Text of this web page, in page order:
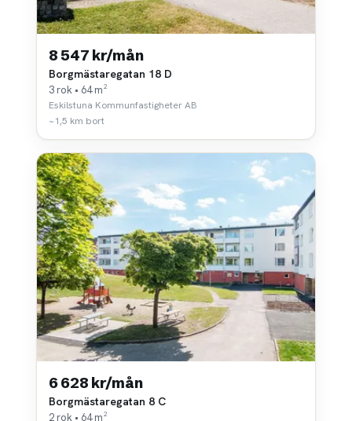
8 547 kr/mån
Borgmästaregatan 18 D
3 rok • 64 m²
Eskilstuna Kommunfastigheter AB
~1,5 km bort
6 628 kr/mån
Borgmästaregatan 8 C
2 rok • 64 m²